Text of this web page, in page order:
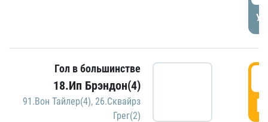
Гол в большинстве
18.Ип Брэндон(4)
91.Вон Тайлер(4), 26.Сквайрз
Грег(2)